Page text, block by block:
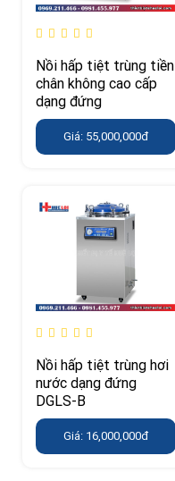
Nồi hấp tiệt trùng tiền
chân không cao cấp
dạng đứng
Giá: 55,000,000đ
Nồi hấp tiệt trùng hơi
nước dạng đứng
DGLS-B
Giá: 16,000,000đ